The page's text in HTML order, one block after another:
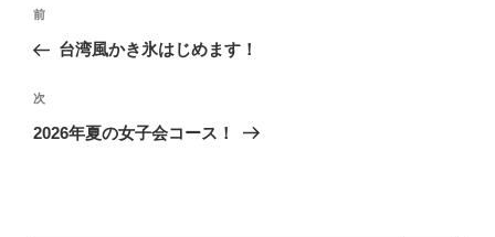
ビ
ゲ
過
去
投
稿
前
台湾風かき氷はじめます！
次
の
次
2026年夏の女子会コース！